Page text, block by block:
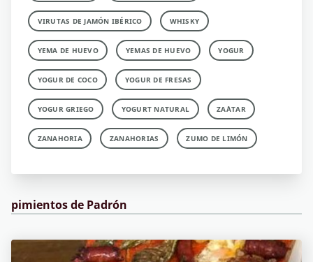
VIRUTAS DE JAMÓN IBÉRICO WHISKY
YEMA DE HUEVO YEMAS DE HUEVO YOGUR
YOGUR DE COCO YOGUR DE FRESAS
YOGUR GRIEGO YOGURT NATURAL ZA´ATAR
ZANAHORIA ZANAHORIAS ZUMO DE LIMÓN
pimientos de Padrón